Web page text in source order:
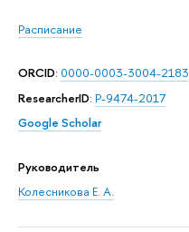
Расписание
ORCID: 0000-0003-3004-2183
ResearcherID: P-9474-2017
Google Scholar
Руководитель
Колесникова Е. А.